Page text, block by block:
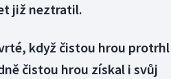
již neztratil.
když čistou hrou protrhl
čistou hrou získal i svůj